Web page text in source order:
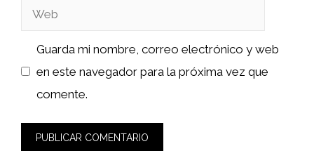
Web
Guarda mi nombre, correo electrónico y web
en este navegador para la próxima vez que
comente.